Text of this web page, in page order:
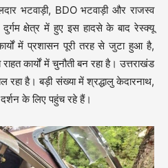
भटवाड़ी, BDO भटवाड़ी और राजस्व
क्षेत्र में हुए इस हादसे के बाद रेस्क्यू
में प्रशासन पूरी तरह से जुटा हुआ है,
कार्यों में चुनौती बन रहा है। उत्तराखंड
रहा है। बड़ी संख्या में श्रद्धालु केदारनाथ,
के लिए पहुंच रहे हैं।